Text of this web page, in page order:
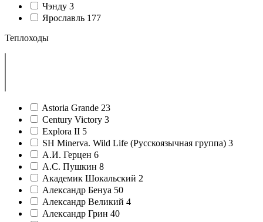
Чэнду 3
Ярославль 177
Теплоходы
Astoria Grande 23
Century Victory 3
Explora II 5
SH Minerva. Wild Life (Русскоязычная группа) 3
А.И. Герцен 6
А.С. Пушкин 8
Академик Шокальский 2
Александр Бенуа 50
Александр Великий 4
Александр Грин 40